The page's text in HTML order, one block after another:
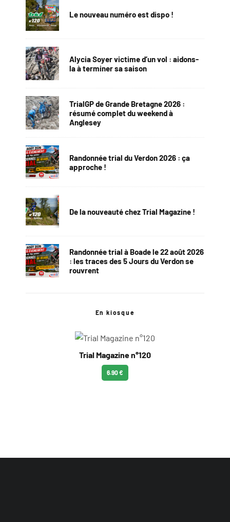
Le nouveau numéro est dispo !
Alycia Soyer victime d’un vol : aidons-
la à terminer sa saison
TrialGP de Grande Bretagne 2026 :
résumé complet du weekend à
Anglesey
Randonnée trial du Verdon 2026 : ça
approche !
De la nouveauté chez Trial Magazine !
Randonnée trial à Boade le 22 août 2026
: les traces des 5 Jours du Verdon se
rouvrent
En kiosque
Trial Magazine n°120
6.90 €